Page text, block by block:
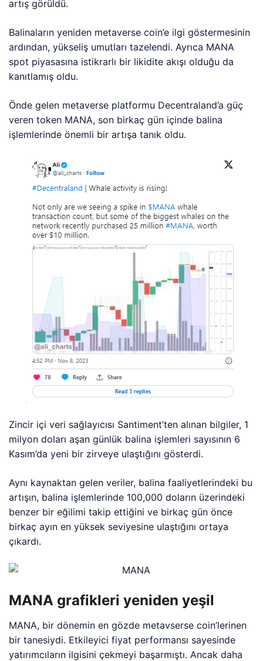
artış görüldü.
Balinaların yeniden metaverse coin’e ilgi göstermesinin
ardından, yükseliş umutları tazelendi. Ayrıca MANA
spot piyasasına istikrarlı bir likidite akışı olduğu da
kanıtlamış oldu.
Önde gelen metaverse platformu Decentraland’a güç
veren token MANA, son birkaç gün içinde balina
işlemlerinde önemli bir artışa tanık oldu.
Zincir içi veri sağlayıcısı Santiment’ten alınan bilgiler, 1
milyon doları aşan günlük balina işlemleri sayısının 6
Kasım’da yeni bir zirveye ulaştığını gösterdi.
Aynı kaynaktan gelen veriler, balina faaliyetlerindeki bu
artışın, balina işlemlerinde 100,000 doların üzerindeki
benzer bir eğilimi takip ettiğini ve birkaç gün önce
birkaç ayın en yüksek seviyesine ulaştığını ortaya
çıkardı.
MANA grafikleri yeniden yeşil
MANA, bir dönemin en gözde metavserse coin’lerinen
bir tanesiydi. Etkileyici fiyat performansı sayesinde
yatırımcıların ilgisini çekmeyi başarmıştı. Ancak daha